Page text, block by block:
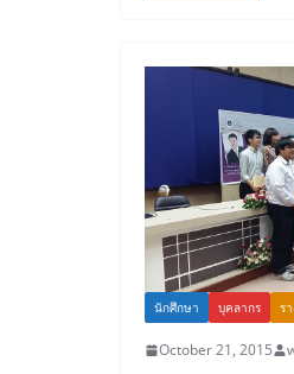
นักศึกษา บุคลากร ร
October 21, 2015